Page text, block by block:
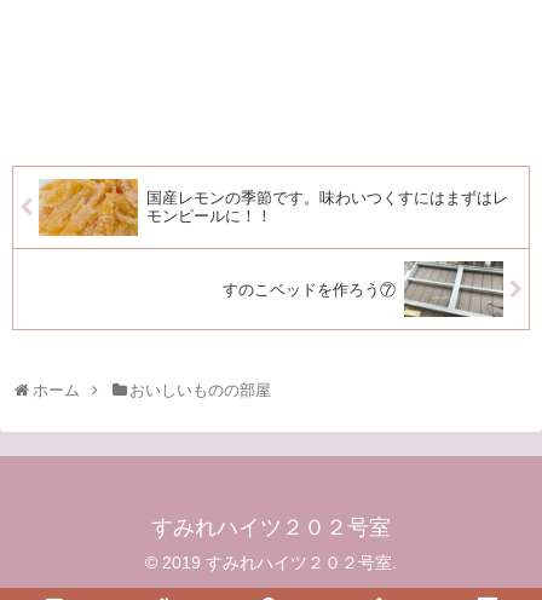
国産レモンの季節です。味わいつくすにはまずはレ
モンピールに！！
すのこベッドを作ろう⑦
ホーム おいしいものの部屋
すみれハイツ２０２号室
© 2019 すみれハイツ２０２号室.